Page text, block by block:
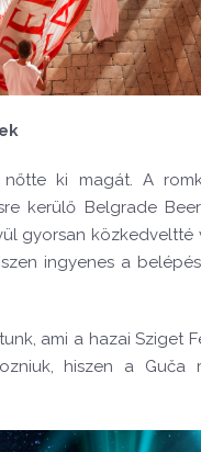
ki magát. A
kerülő Belgrade
gyorsan
ingyenes a
ami a hazai
hiszen a Guča